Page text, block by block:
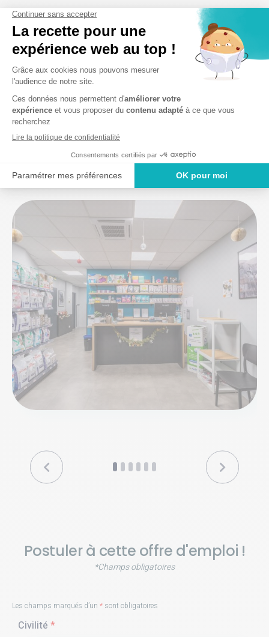
La clinique en images
Postuler à cette offre d'emploi !
*Champs obligatoires
Les champs marqués d’un * sont obligatoires
Civilité *